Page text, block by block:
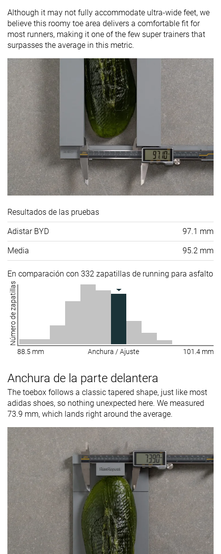
Although it may not fully accommodate ultra-wide feet, we
believe this roomy toe area delivers a comfortable fit for
most runners, making it one of the few super trainers that
surpasses the average in this metric.
Resultados de las pruebas
Adistar BYD 97.1 mm
Media 95.2 mm
En comparación con 332 zapatillas de running para asfalto
Número de zapatillas
88.5 mm Anchura / Ajuste 101.4 mm
Anchura de la parte delantera
The toebox follows a classic tapered shape, just like most
adidas shoes, so nothing unexpected here. We measured
73.9 mm, which lands right around the average.